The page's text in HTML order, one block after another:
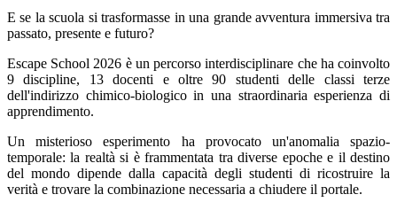
E se la scuola si trasformasse in una grande avventura immersiva tra
passato, presente e futuro?
Escape School 2026 è un percorso interdisciplinare che ha coinvolto
9 discipline, 13 docenti e oltre 90 studenti delle classi terze
dell'indirizzo chimico-biologico in una straordinaria esperienza di
apprendimento.
Un misterioso esperimento ha provocato un'anomalia spazio-
temporale: la realtà si è frammentata tra diverse epoche e il destino
del mondo dipende dalla capacità degli studenti di ricostruire la
verità e trovare la combinazione necessaria a chiudere il portale.